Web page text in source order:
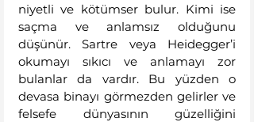
niyetli ve kötümser bulur. Kimi ise
saçma ve anlamsız olduğunu
düşünür. Sartre veya Heidegger’i
okumayı sıkıcı ve anlamayı zor
bulanlar da vardır. Bu yüzden o
devasa binayı görmezden gelirler ve
felsefe dünyasının güzelliğini